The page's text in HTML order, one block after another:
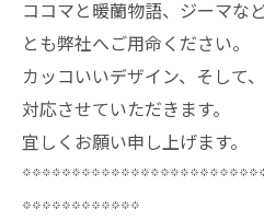
ココマと暖蘭物語、ジーマな
とも弊社へご用命ください。
カッコいいデザイン、そして
対応させていただきます。
宜しくお願い申し上げます。
************